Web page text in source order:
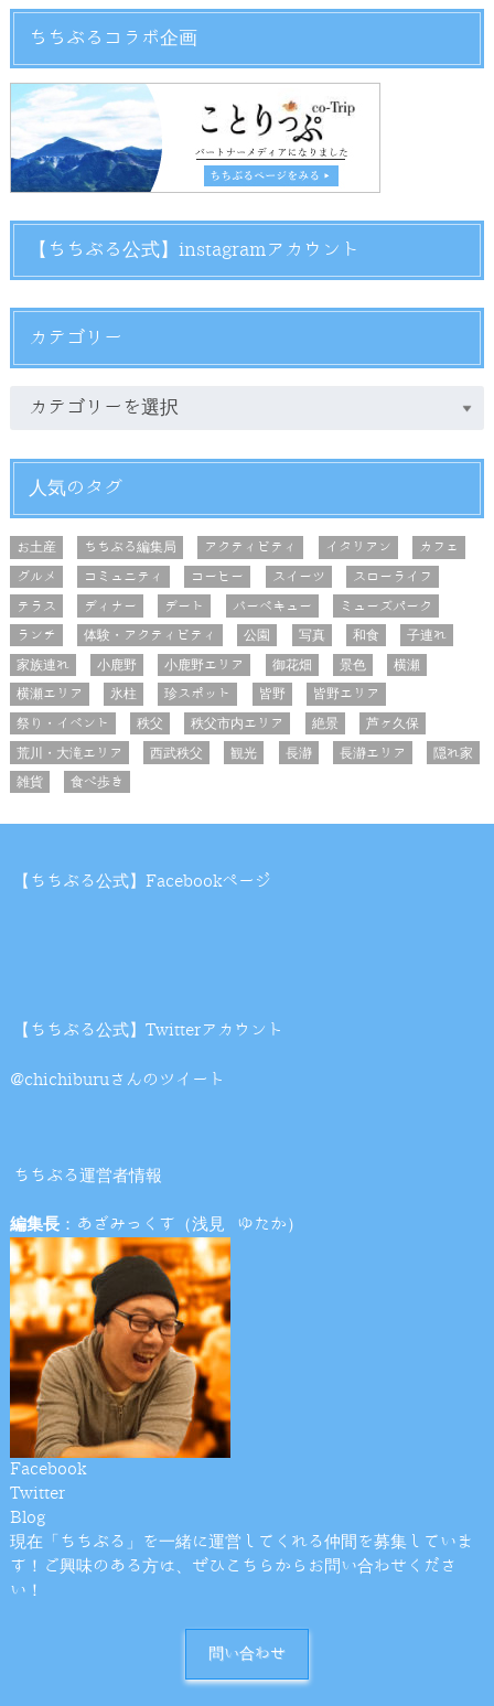
ちちぶるコラボ企画
【ちちぶる公式】instagramアカウント
カテゴリー
人気のタグ
お土産 ちちぶる編集局 アクティビティ イタリアン
カフェ
グルメ
コミュニティ コーヒー スイーツ
スローライフ
テラス
ディナー デート バーベキュー
ミューズパーク
ランチ
体験・アクティビティ 公園 写真 和食
子連れ
家族連れ
小鹿野 小鹿野エリア 御花畑 景色
横瀬
横瀬エリア
氷柱 珍スポット 皆野
皆野エリア
祭り・イベント
秩父 秩父市内エリア 絶景
芦ヶ久保
荒川・大滝エリア
西武秩父 観光 長瀞 長瀞エリア
隠れ家
雑貨
食べ歩き
【ちちぶる公式】Facebookページ
【ちちぶる公式】Twitterアカウント
@chichiburuさんのツイート
ちちぶる運営者情報
編集長：あざみっくす（浅見 ゆたか）
Facebook
Twitter
Blog
現在「ちちぶる」を一緒に運営してくれる仲間を募集していま
す！ご興味のある方は、ぜひこちらからお問い合わせくださ
い！
問い合わせ